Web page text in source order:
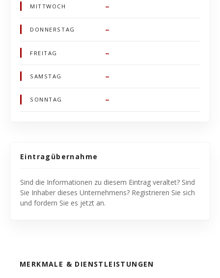
MITTWOCH –
DONNERSTAG –
FREITAG –
SAMSTAG –
SONNTAG –
Eintragübernahme
Sind die Informationen zu diesem Eintrag veraltet? Sind
Sie Inhaber dieses Unternehmens? Registrieren Sie sich
und fordern Sie es jetzt an.
MERKMALE & DIENSTLEISTUNGEN